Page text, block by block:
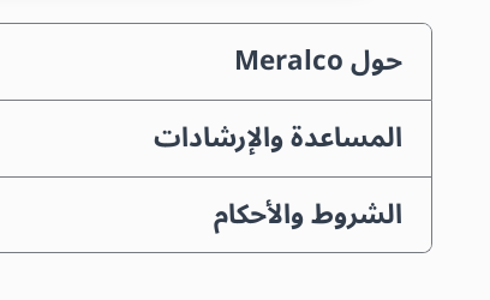
حول Meralco
المساعدة والإرشادات
الشروط والأحكام